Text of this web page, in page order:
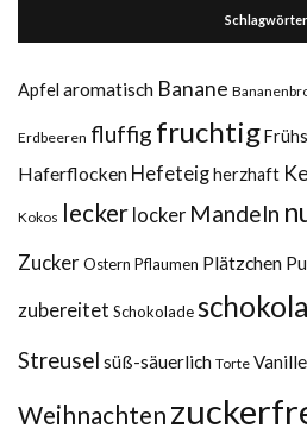
Schlagwörter
Apfel aromatisch Banane
Erdbeeren fluffig fruchtig
Haferflocken Hefeteigherzhaft
Kokos lecker locker Mandeln
ZuckerOstern Pflaumen Plätzchen
zubereitet Schokolade
Streusel süß-säuerlich Torte Vanille
Weihnachten